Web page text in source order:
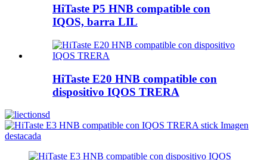
HiTaste P5 HNB compatible con
IQOS, barra LIL
HiTaste E20 HNB compatible con
dispositivo IQOS TRERA